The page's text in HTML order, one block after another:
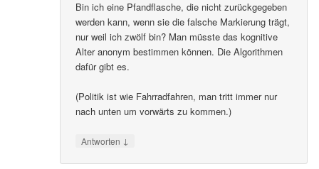
Bin ich eine Pfandflasche, die nicht zurückgegeben
werden kann, wenn sie die falsche Markierung trägt,
nur weil ich zwölf bin? Man müsste das kognitive
Alter anonym bestimmen können. Die Algorithmen
dafür gibt es.
(Politik ist wie Fahrradfahren, man tritt immer nur
nach unten um vorwärts zu kommen.)
Antworten ↓